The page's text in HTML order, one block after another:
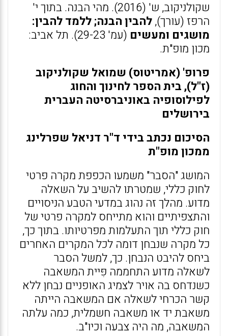
שקולניקוב, ש' (2016). מהי הבנה. בתוך י'
הרפז (עורך),להבין הבנה; ללמד להבין:
מושגים ומעשים
(עמ' 29-23). תל אביב:
מכון מופ"ת.
פרופ' (אמריטוס) שמואל שקולניקוב
(ז"ל), בית הספר לחינוך והחוג
לפילוסופיה באוניברסיטה העברית
בירושלים
הסיכום נכתב בידי ד"ר דניאל שפרלינג
ממכון מופ"ת
המושג "הסבר" משמעו הכפפת מקרה פרטי
לחוק כללי, שמטרתו להשיב על השאלה
מדוע. מהלך זה נהוג במדעי הטבע הניסויים
והתצפיתיים והוא מתייחס למקרה פרטי של
חוק כללי תוך התעלמות מפרטיותו. בתוך כך,
כל מקרה שנבחן דומה לכל המקרים האחרים
ביחס להיבט הנבחן. כך, למשל הסבר
לשאלה מדוע התחממה פִּיית המשאבה
כשנדחס בה אויר לצמיג האופניים נבחן ללא
קשר הכרחי לשאלה אם המשאבה הייתה
משאבת יד או משאבה חשמלית, כמה עלתה
המשאבה, מה היה צבעה וכיו"ב.